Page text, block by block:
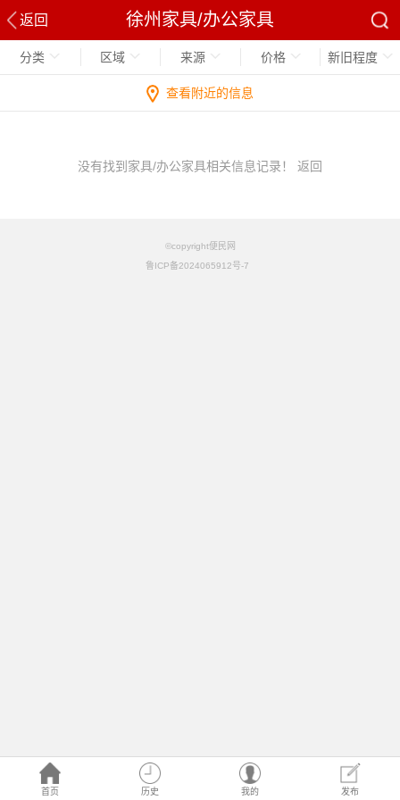
返回 徐州家具/办公家具
首页 历史 我的 发布
分类 区域 来源 价格 新旧程度
查看附近的信息
没有找到家具/办公家具相关信息记录！ 返回
©copyright便民网
鲁ICP备2024065912号-7